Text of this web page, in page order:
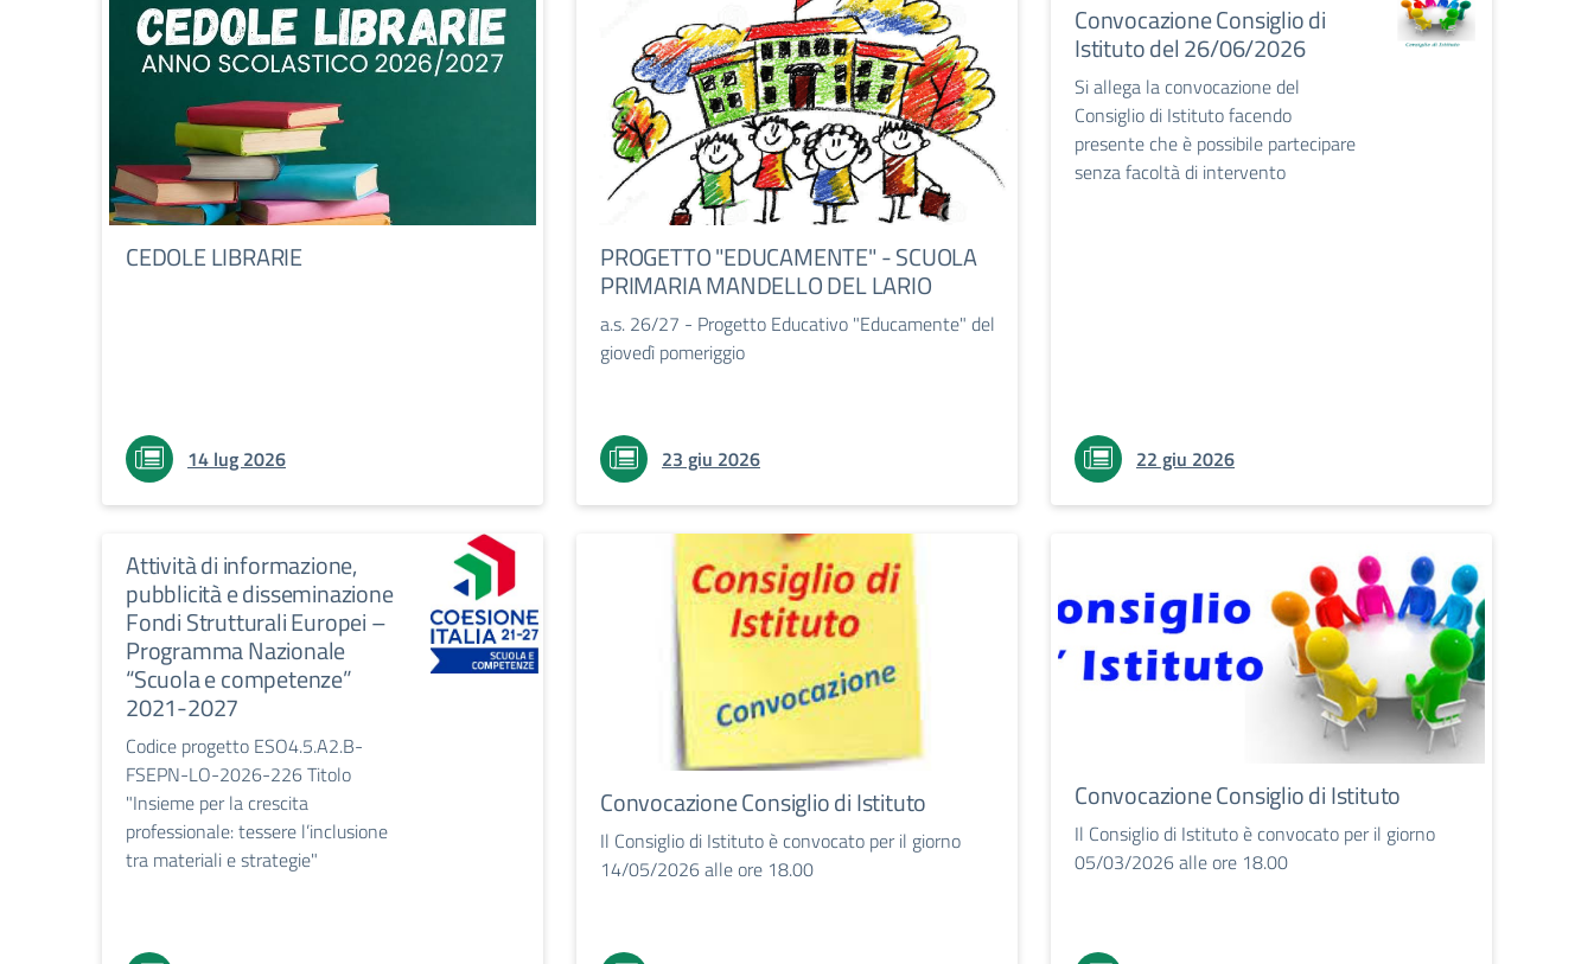
CEDOLE LIBRARIE
14 lug 2026
PROGETTO "EDUCAMENTE" - SCUOLA
PRIMARIA MANDELLO DEL LARIO
a.s. 26/27 - Progetto Educativo "Educamente" del
giovedì pomeriggio
23 giu 2026
Convocazione Consiglio di
Istituto del 26/06/2026
Si allega la convocazione del
Consiglio di Istituto facendo
presente che è possibile partecipare
senza facoltà di intervento
22 giu 2026
Attività di informazione,
pubblicità e disseminazione
Fondi Strutturali Europei –
Programma Nazionale
“Scuola e competenze”
2021-2027
Codice progetto ESO4.5.A2.B-
FSEPN-LO-2026-226 Titolo
"Insieme per la crescita
professionale: tessere l’inclusione
tra materiali e strategie"
Convocazione Consiglio di Istituto
Il Consiglio di Istituto è convocato per il giorno
14/05/2026 alle ore 18.00
Convocazione Consiglio di Istituto
Il Consiglio di Istituto è convocato per il giorno
05/03/2026 alle ore 18.00